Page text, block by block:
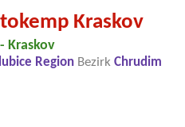
Kraskov
Kraskov
Region Bezirk Chrudim